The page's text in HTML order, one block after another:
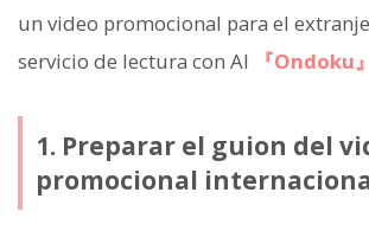
un video promocional para el
servicio de lectura con AI
『Ondoku』
1. Preparar el guion del
promocional